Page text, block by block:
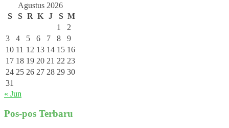
Agustus 2026
S
S R K J S M
1
2
3
4 5 6 7 8
9
10 11 12 13 14 15 16
17 18 19 20 21 22 23
24 25 26 27 28 29 30
31
« Jun
Pos-pos Terbaru